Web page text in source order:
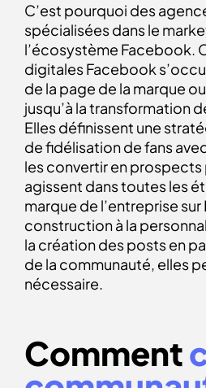
C’est pourquoi des
spécialisées dans le
l’écosystème Facebook.
digitales Facebook
de la page de la marque
jusqu’à la transformation
Elles définissent une
de fidélisation de fans
les convertir en prospects
agissent dans toutes les
marque de l’entreprise
construction à la
la création des posts en
de la communauté, elles
nécessaire.
Comment